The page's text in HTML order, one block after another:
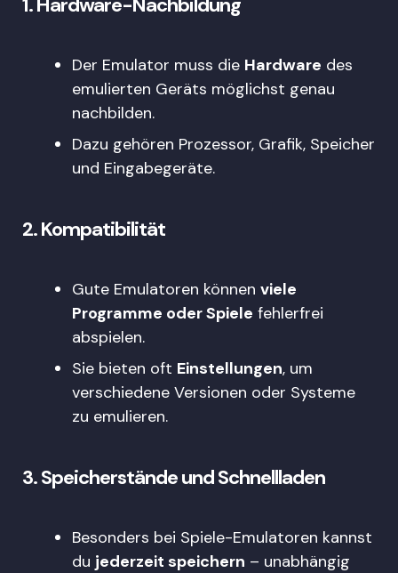
Der Emulator muss die Hardware des
emulierten Geräts möglichst genau
nachbilden.
Dazu gehören Prozessor, Grafik, Speicher
und Eingabegeräte.
2.Kompatibilität
Gute Emulatoren können viele
Programme oder Spiele fehlerfrei
abspielen.
Sie bieten oft Einstellungen, um
verschiedene Versionen oder Systeme
zu emulieren.
3.Speicherstände und Schnellladen
Besonders bei Spiele-Emulatoren kannst
du jederzeit speichern – unabhängig